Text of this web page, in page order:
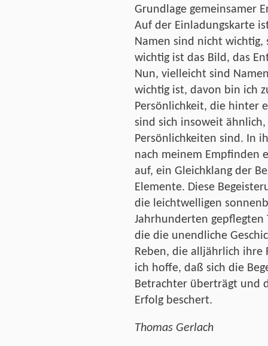
Grundlage gemeinsamer
Auf der Einladungskarte
Namen sind nicht wichtig,
wichtig ist das Bild, das
Nun, vielleicht sind
wichtig ist, davon bin ich
Persönlichkeit, die hinter
sind sich insoweit
Persönlichkeiten sind. In
nach meinem Empfinden
auf, ein Gleichklang der
Elemente. Diese
die leichtwelligen
Jahrhunderten gepflegten
die die unendliche
Reben, die alljährlich ihre
ich hoffe, daß sich die
Betrachter überträgt und
Erfolg beschert.
Thomas Gerlach